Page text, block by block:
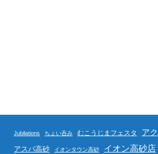
Jubilations ちょい呑み むこうじまフェスタ ア
アスパ高砂 イオンタウン高砂 イオン高砂店